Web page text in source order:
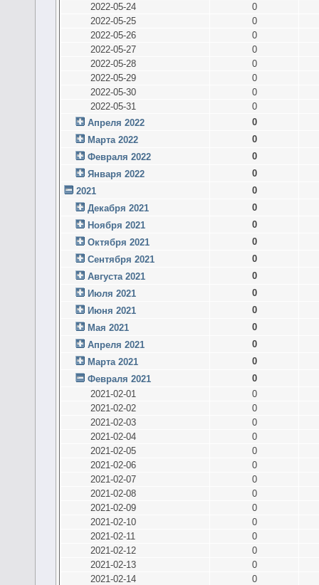
2022-05-24
0
2022-05-25
0
2022-05-26
0
2022-05-27
0
2022-05-28
0
2022-05-29
0
2022-05-30
0
2022-05-31
0
Апреля 2022
0
Марта 2022
0
Февраля 2022
0
Января 2022
0
2021
0
Декабря 2021
0
Ноября 2021
0
Октября 2021
0
Сентября 2021
0
Августа 2021
0
Июля 2021
0
Июня 2021
0
Мая 2021
0
Апреля 2021
0
Марта 2021
0
Февраля 2021
0
2021-02-01
0
2021-02-02
0
2021-02-03
0
2021-02-04
0
2021-02-05
0
2021-02-06
0
2021-02-07
0
2021-02-08
0
2021-02-09
0
2021-02-10
0
2021-02-11
0
2021-02-12
0
2021-02-13
0
2021-02-14
0